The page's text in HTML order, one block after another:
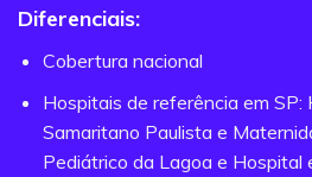
Diferenciais:
Cobertura nacional
Hospitais de referência em SP:
Samaritano Paulista e
Pediátrico da Lagoa e Hospital